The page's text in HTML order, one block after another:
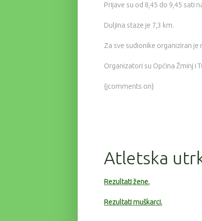
Prijave su od 8,45 do 9,45 sati
Duljina staze je 7,3 km.
Za sve sudionike organiziran je
Organizatori su Općina Žminj i
{jcomments on}
Atletska
Rezultati žene.
Rezultati muškarci.